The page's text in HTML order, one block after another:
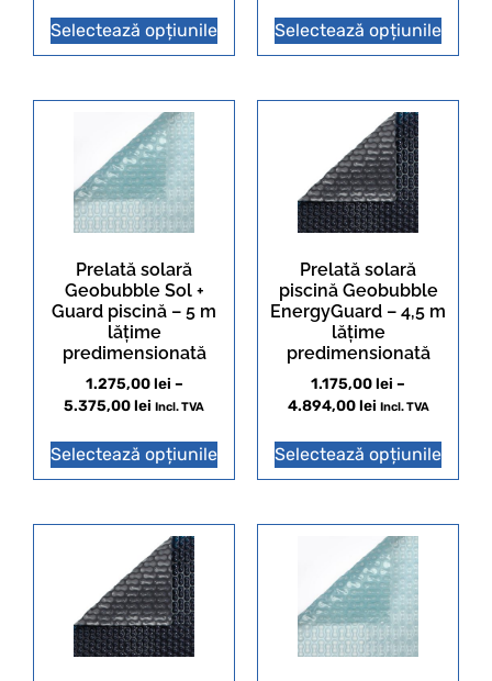
Selectează opțiunile Selectează opțiunile
Prelată solară
Geobubble Sol +
Guard piscină – 5 m
lățime
predimensionată
1.275,00lei –
5.375,00lei Incl. TVA
Selectează opțiunile
Prelată solară
piscină Geobubble
EnergyGuard – 4,5 m
lățime
predimensionată
1.175,00lei –
4.894,00lei Incl. TVA
Selectează opțiunile